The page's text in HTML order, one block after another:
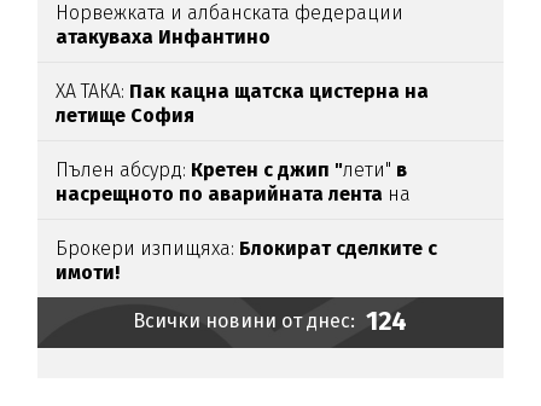
Норвежката и албанската федерации
атакуваха Инфантино
ХА ТАКА: Пак кацна щатска цистерна на
летище София
Пълен абсурд: Кретен с джип "лети" в
насрещното по аварийната лента на
Брокери изпищяха: Блокират сделките с
имоти!
Всички новини от днес: 124